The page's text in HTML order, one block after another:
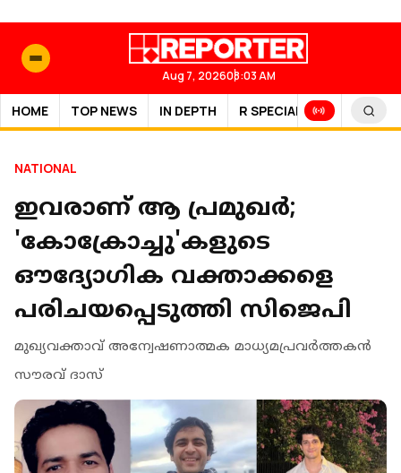
Aug 7, 202608:03 AM
HOME TOP NEWS IN DEPTH R SPECIAL SPORTS
NATIONAL
ഇവരാണ് ആ പ്രമുഖര്‍;
'കോക്രോച്ചു'കളുടെ
ഔദ്യോഗിക വക്താക്കളെ
പരിചയപ്പെടുത്തി സിജെപി
മുഖ്യവക്താവ് അന്വേഷണാത്മക മാധ്യമപ്രവര്‍ത്തകന്‍
സൗരവ് ദാസ്